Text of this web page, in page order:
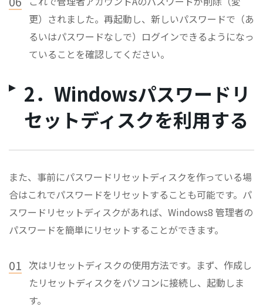
更）されました。再起動し、新しいパスワードで（あ
るいはパスワードなしで）ログインできるようになっ
ていることを確認してください。
2．Windowsパスワードリ
セットディスクを利用する
また、事前にパスワードリセットディスクを作っている場
合はこれでパスワードをリセットすることも可能です。パ
スワードリセットディスクがあれば、Windows8 管理者の
パスワードを簡単にリセットすることができます。
01 次はリセットディスクの使用方法です。まず、作成し
たリセットディスクをパソコンに接続し、起動しま
す。